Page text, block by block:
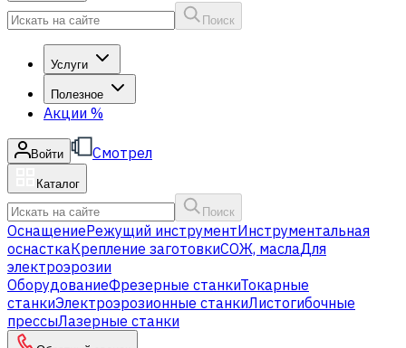
Поиск
Услуги
Полезное
Акции %
Войти Смотрел
Каталог
Поиск
ОснащениеРежущий инструментИнструментальная
оснасткаКрепление заготовкиСОЖ, маслаДля
электроэрозии
ОборудованиеФрезерные станкиТокарные
станкиЭлектроэрозионные станкиЛистогибочные
прессыЛазерные станки